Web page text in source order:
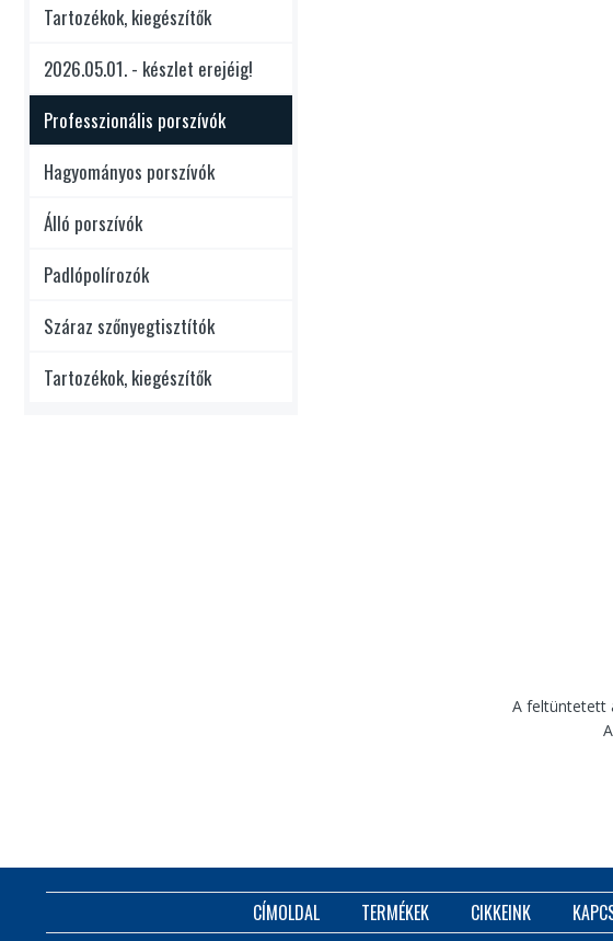
Tartozékok, kiegészítők
2026.05.01. - készlet erejéig!
Professzionális porszívók
Hagyományos porszívók
Álló porszívók
Padlópolírozók
Száraz szőnyegtisztítók
Tartozékok, kiegészítők
A feltüntetett
CÍMOLDAL TERMÉKEK CIKKEINK